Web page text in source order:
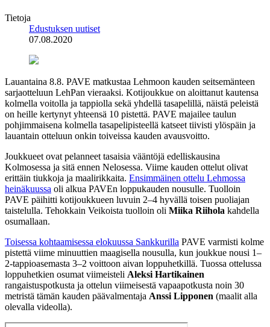
Tietoja
Edustuksen uutiset
07.08.2020
Lauantaina 8.8. PAVE matkustaa Lehmoon kauden seitsemänteen
sarjaotteluun LehPan vieraaksi. Kotijoukkue on aloittanut kautensa
kolmella voitolla ja tappiolla sekä yhdellä tasapelillä, näistä peleistä
on heille kertynyt yhteensä 10 pistettä. PAVE majailee taulun
pohjimmaisena kolmella tasapelipisteellä katseet tiivisti ylöspäin ja
lauantain otteluun onkin toiveissa kauden avausvoitto.
Joukkueet ovat pelanneet tasaisia vääntöjä edelliskausina
Kolmosessa ja sitä ennen Nelosessa. Viime kauden ottelut olivat
erittäin tiukkoja ja maalirikkaita. Ensimmäinen ottelu Lehmossa
heinäkuussa oli alkua PAVEn loppukauden nousulle. Tuolloin
PAVE päihitti kotijoukkueen luvuin 2–4 hyvällä toisen puoliajan
taistelulla. Tehokkain Veikoista tuolloin oli Miika Riihola kahdella
osumallaan.
Toisessa kohtaamisessa elokuussa Sankkurilla PAVE varmisti kolme
pistettä viime minuuttien maagisella nousulla, kun joukkue nousi 1–
2-tappioasemasta 3–2 voittoon aivan loppuhetkillä. Tuossa ottelussa
loppuhetkien osumat viimeisteli Aleksi Hartikainen
rangaistuspotkusta ja ottelun viimeisestä vapaapotkusta noin 30
metristä tämän kauden päävalmentaja Anssi Lipponen (maalit alla
olevalla videolla).